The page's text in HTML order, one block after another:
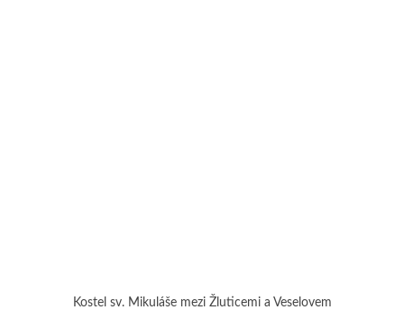
Kostel sv. Mikuláše mezi Žluticemi a Veselovem